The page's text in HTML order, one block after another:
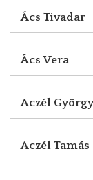
Ács Tivadar
Ács Vera
Aczél György
Aczél Tamás